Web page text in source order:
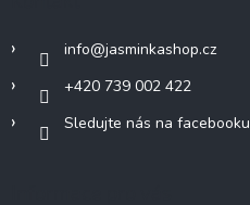
info@jasminkashop.cz
+420 739 002 422
Sledujte nás na facebooku